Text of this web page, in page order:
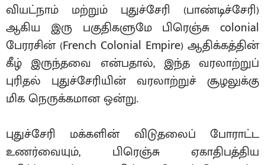
வியட்நாம் மற்றும் புதுச்சேரி (பாண்டிச்சேரி)
ஆகிய இரு பகுதிகளுமே பிரெஞ்சு colonial
பேரரசின் (French Colonial Empire) ஆதிக்கத்தின்
கீழ் இருந்தவை என்பதால், இந்த வரலாற்றுப்
புரிதல் புதுச்சேரியின் வரலாற்றுச் சூழலுக்கு
மிக நெருக்கமான ஒன்று.
புதுச்சேரி மக்களின் விடுதலைப் போராட்ட
உணர்வையும், பிரெஞ்சு ஏகாதிபத்திய